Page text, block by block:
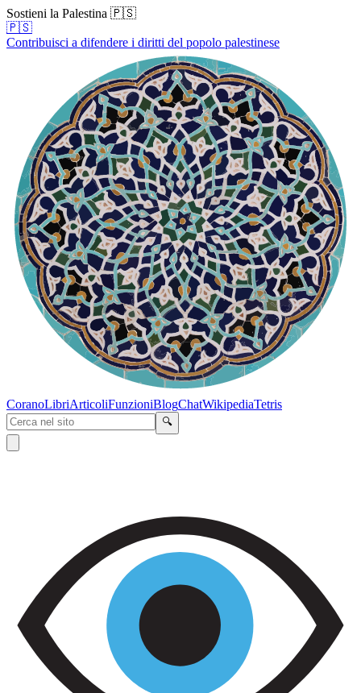
Sostieni la Palestina 🇵🇸
🇵🇸
Contribuisci a difendere i diritti del popolo palestinese
CoranoLibriArticoliFunzioniBlogChatWikipediaTetris
🔍